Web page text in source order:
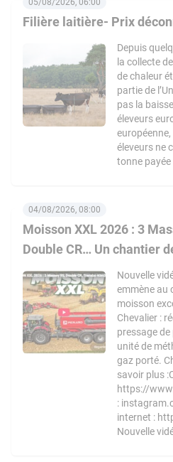
Filière laitière- Prix
05/08/2026, 06:00
Depuis
la collecte
de chaleur
partie de
pas la
éleveurs
éleveurs ne
tonne payée
Moisson XXL 2026 : 3
Double CR… Un chantier
04/08/2026, 08:00
Nouvelle
emmène au
moisson
Chevalier :
pressage de
unité de
gaz porté.
savoir plus
https://
:
internet :
Nouvelle